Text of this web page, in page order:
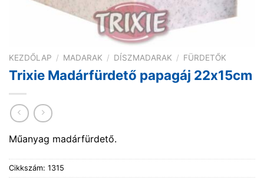
KEZDŐLAP / MADARAK / DÍSZMADARAK / FÜRDETŐK
Trixie Madárfürdető papagáj 22x15cm
Műanyag madárfürdető.
Cikkszám: 1315